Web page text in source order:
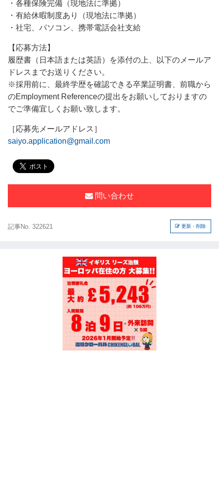
・各種保険完備（現地法に準拠）
・有給休暇制度あり（現地法に準拠）
・社宅、パソコン、携帯電話会社支給
【応募方法】
履歴書（日本語または英語）を添付の上、以下のメールア
ドレスまでお送りください。
※採用前に、最終学歴を確認できる卒業証明書、前職から
のEmployment Referenceの提出をお願いしておりますの
でご準備宜しくお願い致します。
［応募先メールアドレス］
saiyo.application@gmail.com
問い合わせ
記事No. 322621 更新・削除